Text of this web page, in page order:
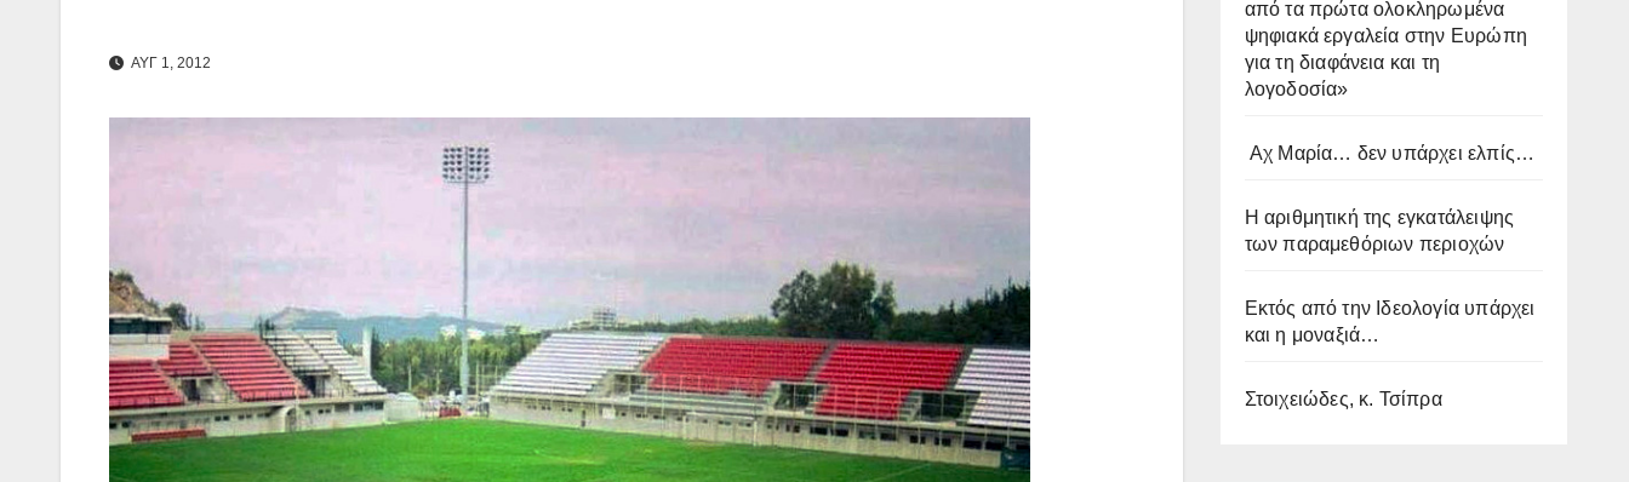
ΑΥΓ 1, 2012
από τα πρώτα ολοκληρωμένα
ψηφιακά εργαλεία στην Ευρώπη
για τη διαφάνεια και τη
λογοδοσία»
Αχ Μαρία… δεν υπάρχει ελπίς…
Η αριθμητική της εγκατάλειψης
των παραμεθόριων περιοχών
Εκτός από την Ιδεολογία υπάρχει
και η μοναξιά…
Στοιχειώδες, κ. Τσίπρα